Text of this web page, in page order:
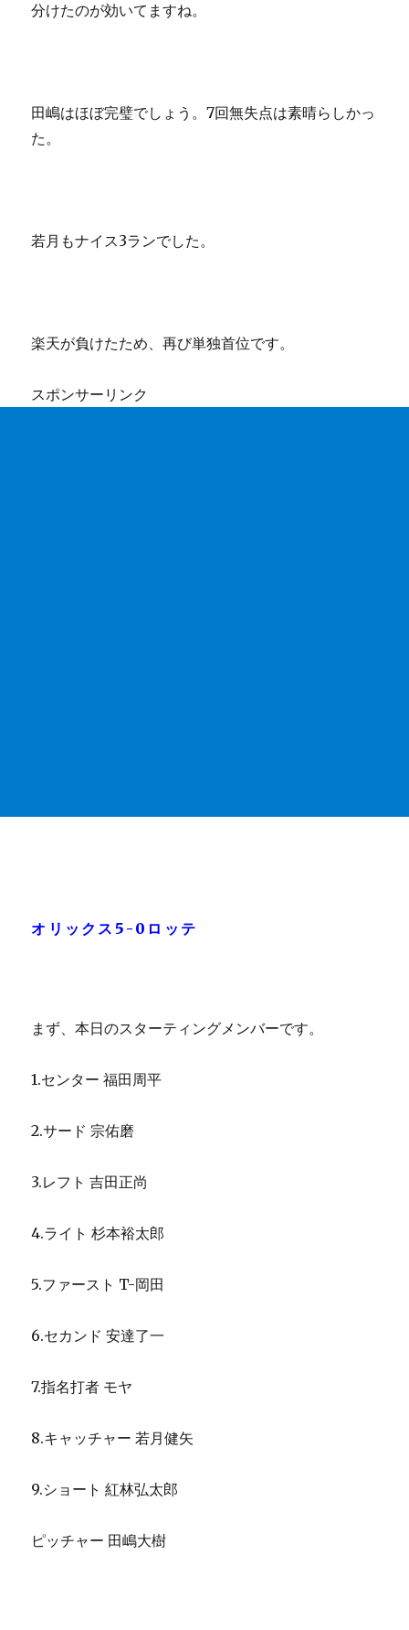
分けたのが効いてますね。
田嶋はほぼ完璧でしょう。7回無失点は素晴らしかっ
た。
若月もナイス3ランでした。
楽天が負けたため、再び単独首位です。
スポンサーリンク
オリックス5-0ロッテ
まず、本日のスターティングメンバーです。
1.センター 福田周平
2.サード 宗佑磨
3.レフト 吉田正尚
4.ライト 杉本裕太郎
5.ファースト T-岡田
6.セカンド 安達了一
7.指名打者 モヤ
8.キャッチャー 若月健矢
9.ショート 紅林弘太郎
ピッチャー 田嶋大樹